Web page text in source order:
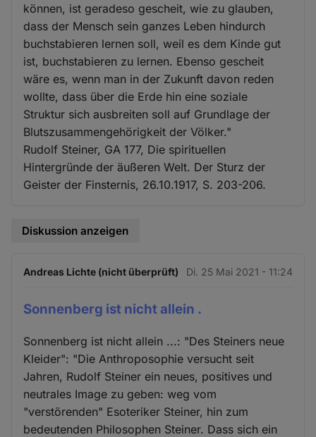
können, ist geradeso gescheit, wie zu glauben,
dass der Mensch sein ganzes Leben hindurch
buchstabieren lernen soll, weil es dem Kinde gut
ist, buchstabieren zu lernen. Ebenso gescheit
wäre es, wenn man in der Zukunft davon reden
wollte, dass über die Erde hin eine soziale
Struktur sich ausbreiten soll auf Grundlage der
Blutszusammengehörigkeit der Völker."
Rudolf Steiner, GA 177, Die spirituellen
Hintergründe der äußeren Welt. Der Sturz der
Geister der Finsternis, 26.10.1917, S. 203-206.
Diskussion anzeigen
Andreas Lichte (nicht überprüft) Di. 25 Mai 2021 - 11:24
Sonnenberg ist nicht allein .
Sonnenberg ist nicht allein ...: "Des Steiners neue
Kleider": "Die Anthroposophie versucht seit
Jahren, Rudolf Steiner ein neues, positives und
neutrales Image zu geben: weg vom
"verstörenden" Esoteriker Steiner, hin zum
bedeutenden Philosophen Steiner. Dass sich ein